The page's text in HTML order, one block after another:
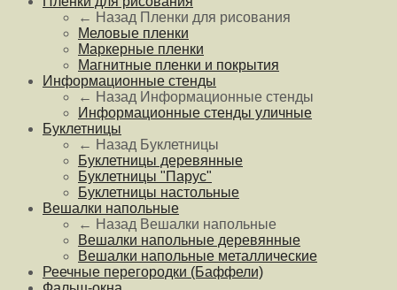
← Назад Пленки для рисования
Меловые пленки
Маркерные пленки
Магнитные пленки и покрытия
Информационные стенды
← Назад Информационные стенды
Информационные стенды уличные
Буклетницы
← Назад Буклетницы
Буклетницы деревянные
Буклетницы "Парус"
Буклетницы настольные
Вешалки напольные
← Назад Вешалки напольные
Вешалки напольные деревянные
Вешалки напольные металлические
Реечные перегородки (Баффели)